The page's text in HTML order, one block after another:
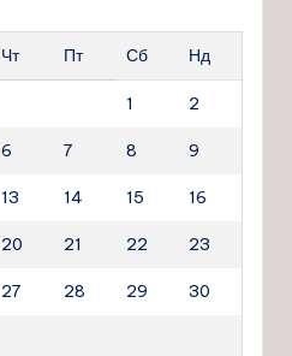
Чт Пт Сб Нд
1 2
6 7 8 9
13 14 15 16
20 21 22 23
27 28 29 30